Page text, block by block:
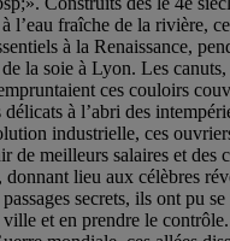
l’eau fraîche de la rivière,
à la Renaissance,
la soie à Lyon. Les
ces couloirs
délicats à l’abri des
industrielle, ces
de meilleurs salaires et des
donnant lieu aux célèbres
secrets, ils ont pu
et en prendre le